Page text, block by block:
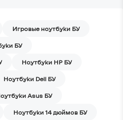
Игровые ноутбуки БУ
БУ
Ноутбуки HP БУ
Ноутбуки Dell БУ
Asus БУ
Ноутбуки 14 дюймов БУ